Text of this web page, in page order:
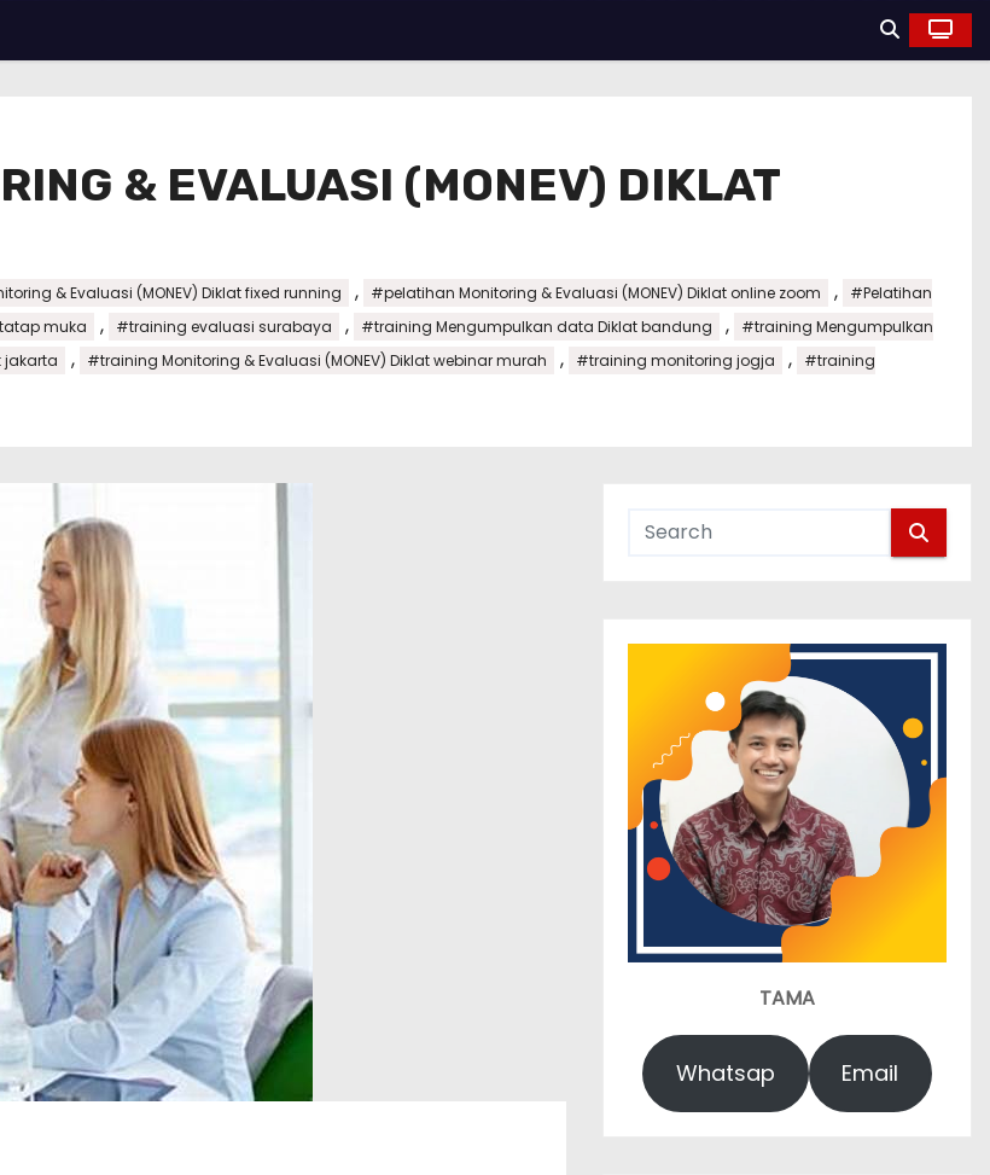
& EVALUASI (MONEV) DIKLAT
& Evaluasi (MONEV) Diklat fixed running , #pelatihan Monitoring & Evaluasi (MONEV) Diklat online zoom ,
#Pelatihan
muka
, #training evaluasi surabaya , #training Mengumpulkan data Diklat bandung ,
#training Mengumpulkan
jakarta , #training Monitoring & Evaluasi (MONEV) Diklat webinar murah , #training monitoring jogja ,
#training
TAMA
Whatsap Email